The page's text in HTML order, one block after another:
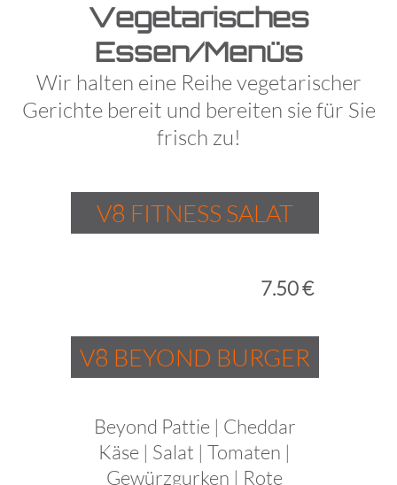
Vegetarisches
Essen/Menüs
Wir halten eine Reihe vegetarischer
Gerichte bereit und bereiten sie für Sie
frisch zu!
V8 FITNESS SALAT
7.50 €
V8 BEYOND BURGER
Beyond Pattie | Cheddar
Käse | Salat | Tomaten |
Gewürzgurken | Rote